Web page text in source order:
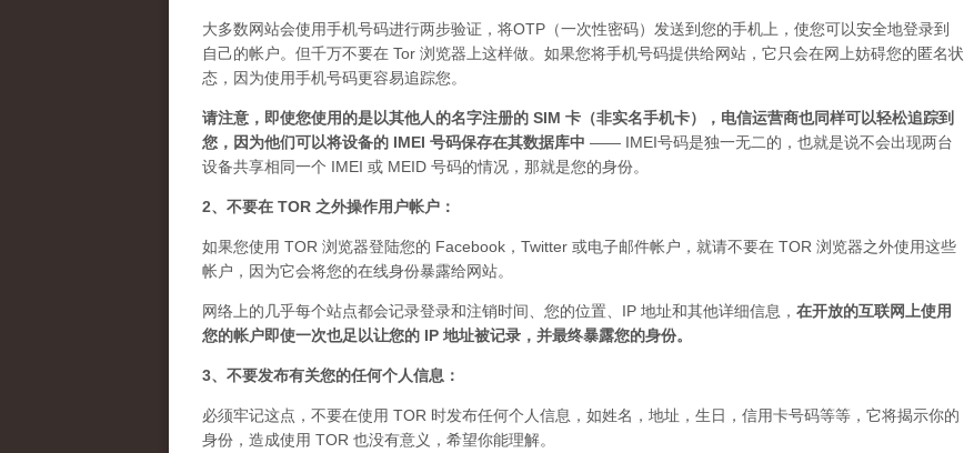
大多数网站会使用手机号码进行两步验证，将OTP（一次性密码）发送到您的手机上，使您可以安全地登录到
自己的帐户。但千万不要在 Tor 浏览器上这样做。如果您将手机号码提供给网站，它只会在网上妨碍您的匿名状
态，因为使用手机号码更容易追踪您。
请注意，即使您使用的是以其他人的名字注册的 SIM 卡（非实名手机卡），电信运营商也同样可以轻松追踪到
您，因为他们可以将设备的 IMEI 号码保存在其数据库中 —— IMEI号码是独一无二的，也就是说不会出现两台
设备共享相同一个 IMEI 或 MEID 号码的情况，那就是您的身份。
2、不要在 TOR 之外操作用户帐户：
如果您使用 TOR 浏览器登陆您的 Facebook，Twitter 或电子邮件帐户，就请不要在 TOR 浏览器之外使用这些
帐户，因为它会将您的在线身份暴露给网站。
网络上的几乎每个站点都会记录登录和注销时间、您的位置、IP 地址和其他详细信息， 在开放的互联网上使用
您的帐户即使一次也足以让您的 IP 地址被记录，并最终暴露您的身份。
3、不要发布有关您的任何个人信息：
必须牢记这点，不要在使用 TOR 时发布任何个人信息，如姓名，地址，生日，信用卡号码等等，它将揭示你的
身份，造成使用 TOR 也没有意义，希望你能理解。